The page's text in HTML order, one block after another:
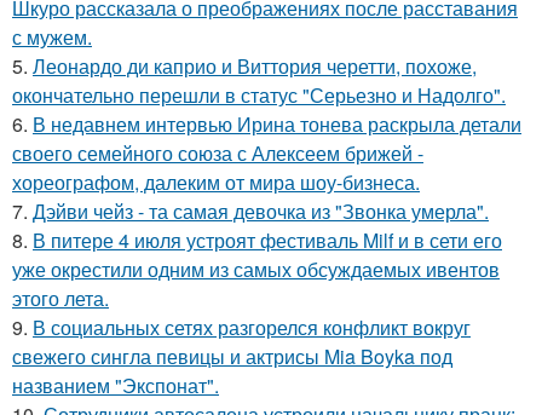
Шкуро рассказала о преображениях после расставания
с мужем.
5. Леонардо ди каприо и Виттория черетти, похоже,
окончательно перешли в статус "Серьезно и Надолго".
6. В недавнем интервью Ирина тонева раскрыла детали
своего семейного союза с Алексеем брижей -
хореографом, далеким от мира шоу-бизнеса.
7. Дэйви чейз - та самая девочка из "Звонка умерла".
8. В питере 4 июля устроят фестиваль Milf и в сети его
уже окрестили одним из самых обсуждаемых ивентов
этого лета.
9. В социальных сетях разгорелся конфликт вокруг
свежего сингла певицы и актрисы Mia Boyka под
названием "Экспонат".